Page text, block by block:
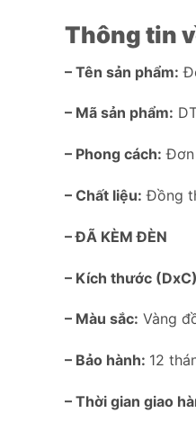
Thông tin
– Tên sản phẩm:
– Mã sản phẩm:
– Phong cách: Đơn
– Chất liệu: Đồng
– ĐÃ KÈM ĐÈN
– Kích thước
– Màu sắc: Vàng
– Bảo hành: 12
– Thời gian giao